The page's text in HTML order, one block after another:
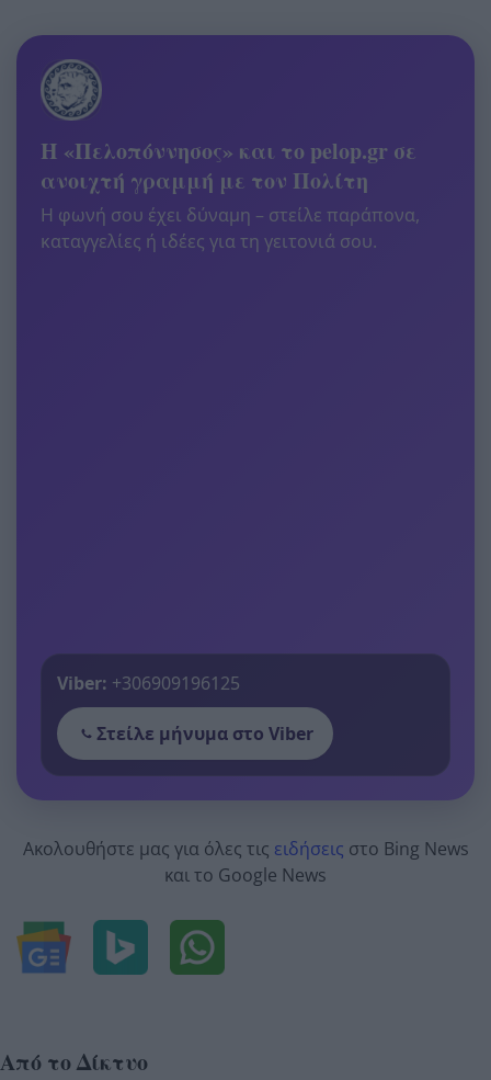
Η «Πελοπόννησος» και το pelop.gr σε
ανοιχτή γραμμή με τον Πολίτη
Η φωνή σου έχει δύναμη – στείλε παράπονα,
καταγγελίες ή ιδέες για τη γειτονιά σου.
Viber: +306909196125
Στείλε μήνυμα στο Viber
Ακολουθήστε μας για όλες τις ειδήσεις στο Bing News
και το Google News
Από το Δίκτυο